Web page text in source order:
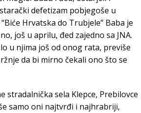
defetizam pobjegoše u
Hrvatska do Trubjele” Baba je
još u aprilu, đed zajedno sa JNA.
u njima još od onog rata, previše
da bi mirno čekali ono što se
stradalnička sela Klepce, Prebilovce
samo oni najtvrđi i najhrabriji,